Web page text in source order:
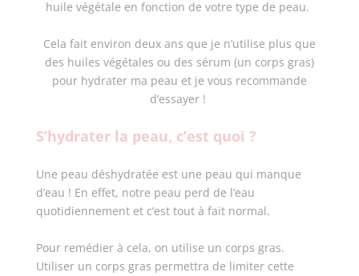
huile végétale en fonction de votre type de peau.
Cela fait environ deux ans que je n’utilise plus que
des huiles végétales ou des sérum (un corps gras)
pour hydrater ma peau et je vous recommande
d’essayer !
S’hydrater la peau, c’est quoi ?
Une peau déshydratée est une peau qui manque
d’eau ! En effet, notre peau perd de l’eau
quotidiennement et c’est tout à fait normal.
Pour remédier à cela, on utilise un corps gras.
Utiliser un corps gras permettra de limiter cette